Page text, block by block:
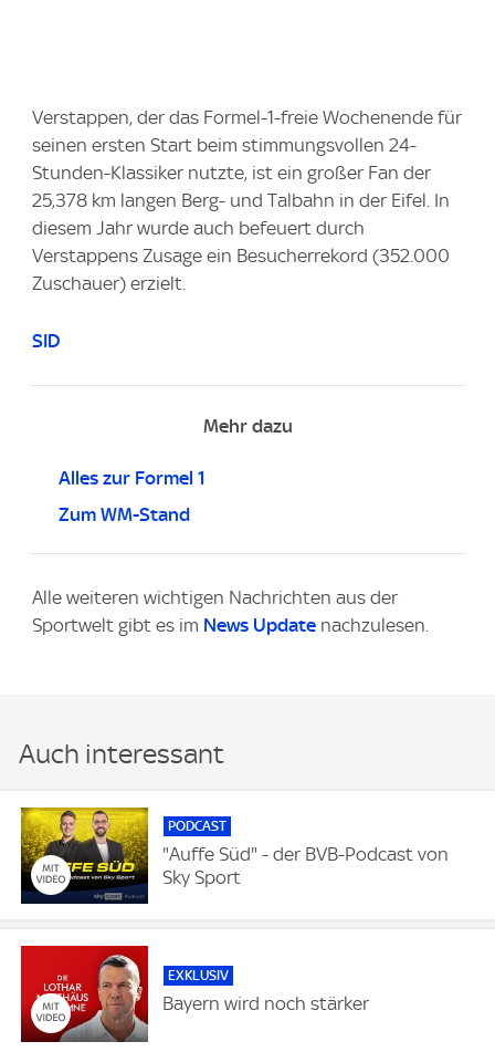
Verstappen, der das Formel-1-freie Wochenende für
seinen ersten Start beim stimmungsvollen 24-
Stunden-Klassiker nutzte, ist ein großer Fan der
25,378 km langen Berg- und Talbahn in der Eifel. In
diesem Jahr wurde auch befeuert durch
Verstappens Zusage ein Besucherrekord (352.000
Zuschauer) erzielt.
SID
Mehr dazu
Alles zur Formel 1
Zum WM-Stand
Alle weiteren wichtigen Nachrichten aus der
Sportwelt gibt es im News Update nachzulesen.
Auch interessant
PODCAST
"Auffe Süd" - der BVB-Podcast von
Sky Sport
EXKLUSIV
Bayern wird noch stärker